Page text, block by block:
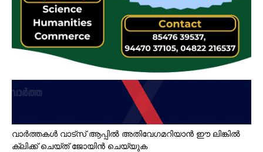
വാർത്തകൾ വാട്സ് ആപ്പിൽ അതിവേഗമറിയാൻ ഈ ലിങ്കിൽ
ക്ലിക്ക് ചെയ്ത് ജോയിൻ ചെയ്യുക